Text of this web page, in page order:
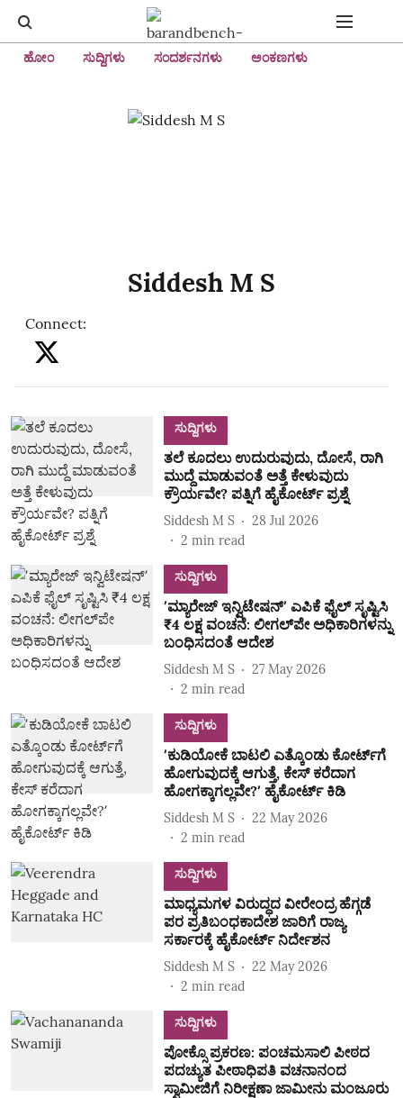
ಹೋಂ ಸುದ್ದಿಗಳು ಸಂದರ್ಶನಗಳು ಅಂಕಣಗಳು
Siddesh M S
Connect:
ಸುದ್ದಿಗಳು
ತಲೆ ಕೂದಲು ಉದುರುವುದು, ದೋಸೆ, ರಾಗಿ
ಮುದ್ದೆ ಮಾಡುವಂತೆ ಅತ್ತೆ ಕೇಳುವುದು
ಕ್ರೌರ್ಯವೇ? ಪತ್ನಿಗೆ ಹೈಕೋರ್ಟ್‌ ಪ್ರಶ್ನೆ
Siddesh M S
28 Jul 2026
2 min read
ಸುದ್ದಿಗಳು
ʼಮ್ಯಾರೇಜ್‌ ಇನ್ವಿಟೇಷನ್‌ʼ ಎಪಿಕೆ ಫೈಲ್‌ ಸೃಷ್ಟಿಸಿ
₹4 ಲಕ್ಷ ವಂಚನೆ: ಲೀಗಲ್‌ಪೇ ಅಧಿಕಾರಿಗಳನ್ನು
ಬಂಧಿಸದಂತೆ ಆದೇಶ
Siddesh M S
27 May 2026
2 min read
ಸುದ್ದಿಗಳು
ʼಕುಡಿಯೋಕೆ ಬಾಟಲಿ ಎತ್ಕೊಂಡು ಕೋರ್ಟ್‌ಗೆ
ಹೋಗುವುದಕ್ಕೆ ಆಗುತ್ತೆ, ಕೇಸ್‌ ಕರೆದಾಗ
ಹೋಗಕ್ಕಾಗಲ್ಲವೇ?ʼ ಹೈಕೋರ್ಟ್‌ ಕಿಡಿ
Siddesh M S
22 May 2026
2 min read
ಸುದ್ದಿಗಳು
ಮಾಧ್ಯಮಗಳ ವಿರುದ್ಧದ ವೀರೇಂದ್ರ ಹೆಗ್ಗಡೆ
ಪರ ಪ್ರತಿಬಂಧಕಾದೇಶ ಜಾರಿಗೆ ರಾಜ್ಯ
ಸರ್ಕಾರಕ್ಕೆ ಹೈಕೋರ್ಟ್‌ ನಿರ್ದೇಶನ
Siddesh M S
22 May 2026
2 min read
ಸುದ್ದಿಗಳು
ಪೋಕ್ಸೊ ಪ್ರಕರಣ: ಪಂಚಮಸಾಲಿ ಪೀಠದ
ಪದಚ್ಯುತ ಪೀಠಾಧಿಪತಿ ವಚನಾನಂದ
ಸ್ವಾಮೀಜಿಗೆ ನಿರೀಕ್ಷಣಾ ಜಾಮೀನು ಮಂಜೂರು